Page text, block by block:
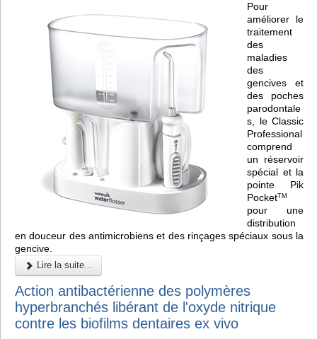
Pour
améliorer le
traitement
des
maladies
des
gencives et
des poches
parodontale
s, le Classic
Professional
comprend
un réservoir
spécial et la
pointe Pik
PocketTM
pour une
distribution
en douceur des antimicrobiens et des rinçages spéciaux sous la
gencive.
Lire la suite...
Action antibactérienne des polymères
hyperbranchés libérant de l'oxyde nitrique
contre les biofilms dentaires ex vivo